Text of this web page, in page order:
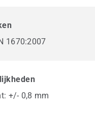
1670:2007
+/- 0,8 mm